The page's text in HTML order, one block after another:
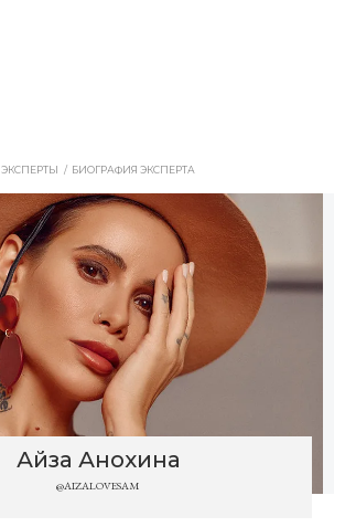
ЭКСПЕРТЫ БИОГРАФИЯ ЭКСПЕРТА
Айза Анохина
@AIZALOVESAM